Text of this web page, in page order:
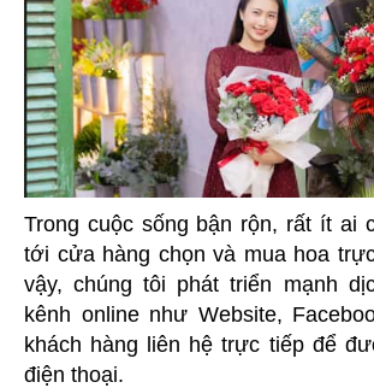
Trong cuộc sống bận rộn, rất ít ai
tới cửa hàng chọn và mua hoa
vậy, chúng tôi phát triển mạnh
kênh online như Website,
khách hàng liên hệ trực tiếp để
điện thoại.